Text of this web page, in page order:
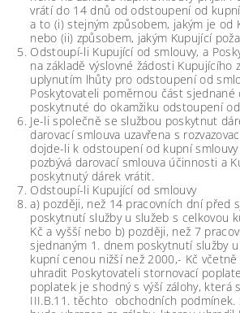
vrátí do 14 dnů od odstoupení od
a to (i) stejným způsobem, jakým je od
nebo (ii) způsobem, jakým Kupující
Odstoupí-li Kupující od smlouvy, a
na základě výslovné žádosti Kupujícího
uplynutím lhůty pro odstoupení od
Poskytovateli poměrnou část sjednané
poskytnuté do okamžiku odstoupení
Je-li společně se službou poskytnut
darovací smlouva uzavřena s
dojde-li k odstoupení od kupní
pozbývá darovací smlouva účinnosti a
poskytnutý dárek vrátit.
Odstoupí-li Kupující od smlouvy
a) později, než 14 pracovních dní před
poskytnutí služby u služeb s celkovou
Kč a vyšší nebo b) později, než 7
sjednaným 1. dnem poskytnutí služby
kupní cenou nižší než 2000,- Kč
uhradit Poskytovateli stornovací
poplatek je shodný s výší zálohy, která
III.B.11. těchto obchodních podmínek.